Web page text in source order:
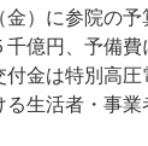
）に参院の
億円、予備
金は特別高
生活者・事業